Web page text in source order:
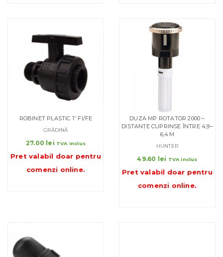
ROBINET PLASTIC 1” FI/FE
GRĂDINĂ
27.00 lei TVA inclus
Pret valabil doar pentru
comenzi online.
DUZA MP ROTATOR 2000 –
DISTANȚE CUPRINSE ÎNTRE 4,9–
6,4 M
HUNTER
49.60 lei TVA inclus
Pret valabil doar pentru
comenzi online.